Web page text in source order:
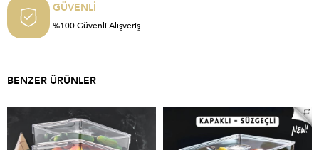
GÜVENLİ
%100 Güvenli Alışveriş
BENZER ÜRÜNLER
YENI ÜRÜN YENI ÜRÜN